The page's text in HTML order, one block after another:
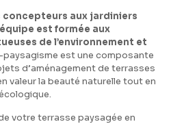
concepteurs aux jardiniers
est formée aux
de l’environnement et
paysagisme est une composante
d’aménagement de terrasses
valeur la beauté naturelle tout en
votre terrasse paysagée en